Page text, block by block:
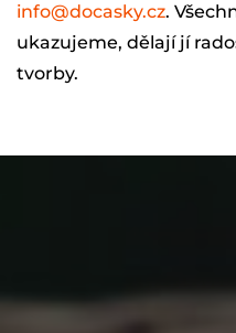
info@docasky.cz.
ukazujeme, dělají jí
tvorby.